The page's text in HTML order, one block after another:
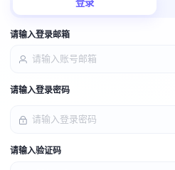
登录
请输入登录邮箱
请输入登录密码
请输入验证码